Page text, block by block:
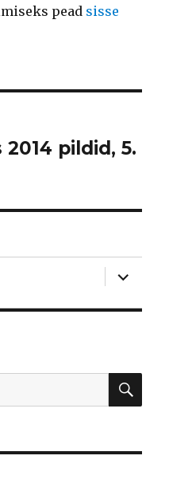
pead sisse
2014 pildid, 5.
laienda